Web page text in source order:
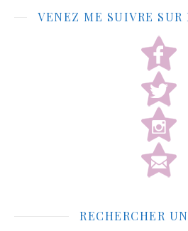
VENEZ ME SUIVRE SUR
RECHERCHER